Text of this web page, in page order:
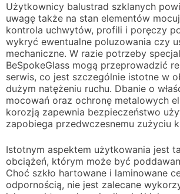
Użytkownicy balustrad szklanych
uwagę także na stan elementów
kontrola uchwytów, profili i poręczy
wykryć ewentualne poluzowania czy
mechaniczne. W razie potrzeby
BeSpokeGlass mogą przeprowadzić
serwis, co jest szczególnie istotne w
dużym natężeniu ruchu. Dbanie o
mocowań oraz ochronę metalowych
korozją zapewnia bezpieczeństwo
zapobiega przedwczesnemu zużyciu
Istotnym aspektem użytkowania jest
obciążeń, którym może być
Choć szkło hartowane i laminowane
odpornością, nie jest zalecane